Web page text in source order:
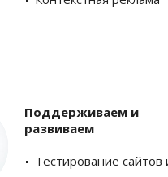
Поддерживаем и
развиваем
Тестирование сайтов